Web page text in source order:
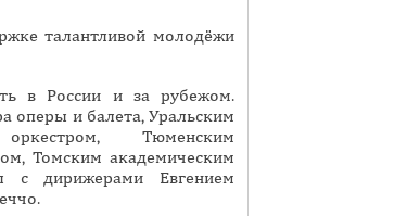
талантливой молодёжи
в России и за рубежом.
оперы и балета, Уральским
Тюменским
Томским академическим
с дирижерами Евгением